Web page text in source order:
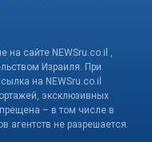
сайте NEWSru.co.il ,
Израиля. При
на NEWSru.co.il
эксклюзивных
– в том числе в
агентств не разрешается.